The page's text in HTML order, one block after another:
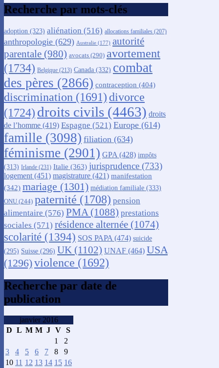
Recherche par mots-clés
adoption (323) aliénation (516) allocations familiales (207)
anthropologie (629) Australie (177) autorité
parentale (980) avocats (290) avortement
(1734) Belgique (213) Canada (332) combat
des pères (2866) contraception (404)
discrimination (1691) divorce
(1724) droits civils (4463) droits
de l’homme (419) Espagne (521) Europe (614)
famille (3098) filiation (634)
féminisme (2901) GPA (428) impôts
(313) Irlande (231) Italie (363) jurisprudence (733)
logement (451) magistrature (421) manifestation
(342) mariage (1301) médiation familiale (333)
ONU (244) paternité (1708) pension
alimentaire (576) PMA (1088) prestations
sociales (571) résidence alternée (1074)
scolarité (1394) SOS PAPA (474) suicide
(295) Suisse (296) UK (1102) UNAF (464) USA
(1296)violence (1692)
Recherche par date de
publication
janvier 2016
D L M M J V S
1
2
3
4 5 6 7 8
9
10 11 12 13 14 15 16